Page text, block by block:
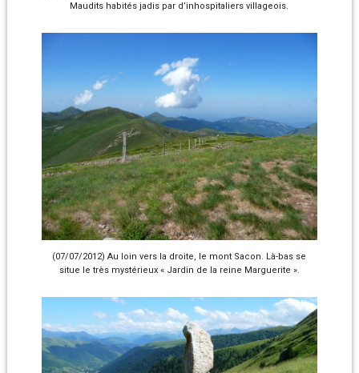
Maudits habités jadis par d’inhospitaliers villageois.
(07/07/2012) Au loin vers la droite, le mont Sacon. Là-bas se
situe le très mystérieux « Jardin de la reine Marguerite ».